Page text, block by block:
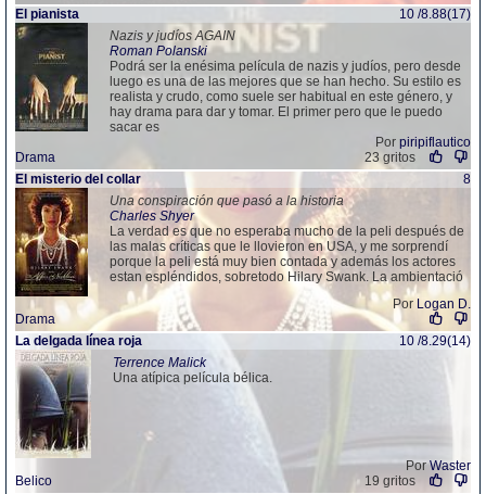
El pianista
10 /8.88(17)
Nazis y judíos AGAIN
Roman Polanski
Podrá ser la enésima película de nazis y judíos, pero desde
luego es una de las mejores que se han hecho. Su estilo es
realista y crudo, como suele ser habitual en este género, y
hay drama para dar y tomar. El primer pero que le puedo
sacar es
Por piripiflautico
Drama
23 gritos
El misterio del collar
8
Una conspiración que pasó a la historia
Charles Shyer
La verdad es que no esperaba mucho de la peli después de
las malas críticas que le llovieron en USA, y me sorprendí
porque la peli está muy bien contada y además los actores
estan espléndidos, sobretodo Hilary Swank. La ambientació
Por Logan D.
Drama
La delgada línea roja
10 /8.29(14)
Terrence Malick
Una atípica película bélica.
PorWaster
Belico
19 gritos